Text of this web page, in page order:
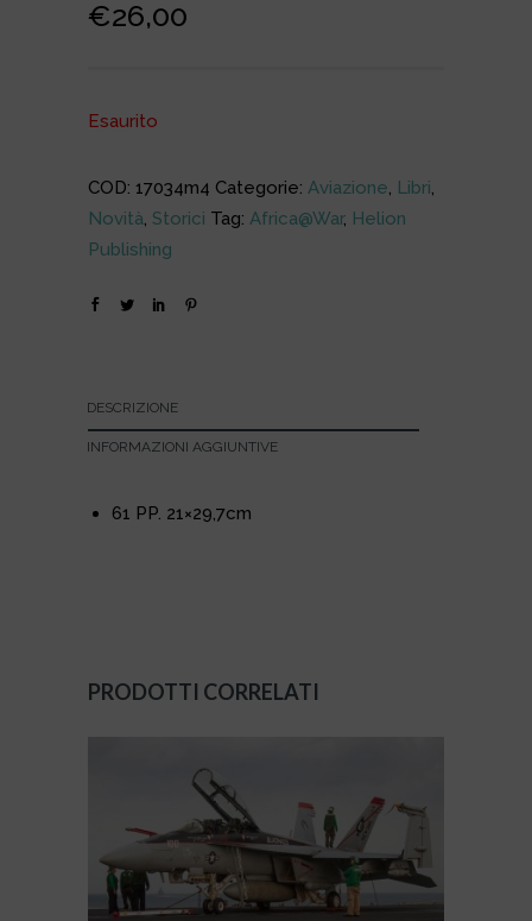
€26,00
Esaurito
COD: 17034m4 Categorie: Aviazione, Libri,
Novità, Storici Tag: Africa@War, Helion
Publishing
DESCRIZIONE
INFORMAZIONI AGGIUNTIVE
61 PP. 21×29,7cm
PRODOTTI CORRELATI